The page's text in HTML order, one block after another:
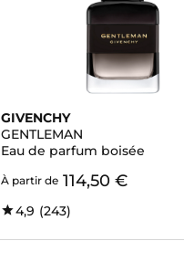
GIVENCHY
GENTLEMAN
Eau de parfum boisée
À partir de 114,50 €
4,9 (243)